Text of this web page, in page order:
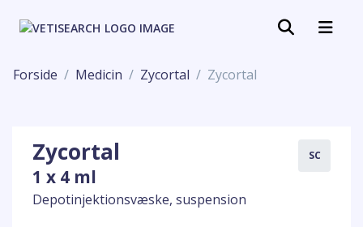
Forside Medicin Zycortal Zycortal
Zycortal
1 x 4 ml
Depotinjektionsvæske, suspension
SC